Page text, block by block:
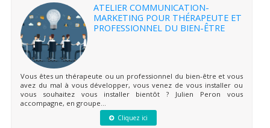
ATELIER COMMUNICATION-
MARKETING POUR THÉRAPEUTE ET
PROFESSIONNEL DU BIEN-ÊTRE
Vous êtes un thérapeute ou un professionnel du bien-être et vous
avez du mal à vous développer, vous venez de vous installer ou
vous souhaitez vous installer bientôt ? Julien Peron vous
accompagne, en groupe...
Cliquez ici